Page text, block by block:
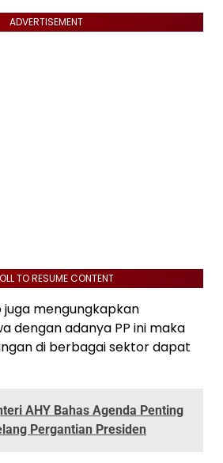
ADVERTISEMENT
TO RESUME CONTENT
juga mengungkapkan
dengan adanya PP ini maka
di berbagai sektor dapat
AHY Bahas Agenda Penting
Pergantian Presiden